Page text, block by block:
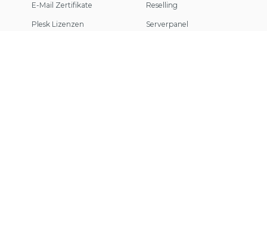
E-Mail Zertifikate
Plesk Lizenzen
Reselling
Serverpanel